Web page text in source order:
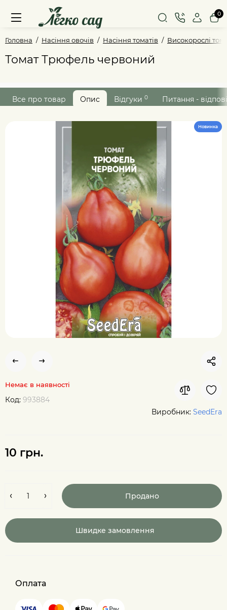
0
Головна Насіння овочів Насіння томатів Високорослі
Томат Трюфель червоний
Все про товар Опис Відгуки 0 Питання -
Новинка
Немає в наявності
Код: 993884
Виробник: SeedEra
10 грн.
Продано
Швидке замовлення
Оплата